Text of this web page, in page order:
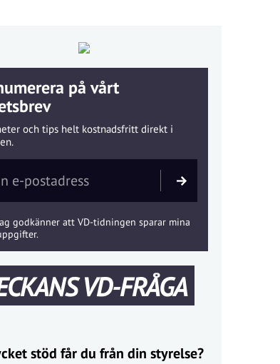
på vårt
och tips helt kostnadsfritt direkt i
godkänner att VD-tidningen sparar mina
VD-FRÅGA
stöd får du från din styrelse?